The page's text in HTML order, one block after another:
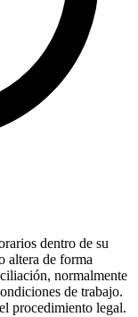
dentro de su
altera de forma
normalmente
de trabajo.
procedimiento legal.